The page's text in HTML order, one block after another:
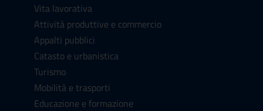
Vita lavorativa
Attività produttive e commercio
Appalti pubblici
Catasto e urbanistica
Turismo
Mobilità e trasporti
Educazione e formazione